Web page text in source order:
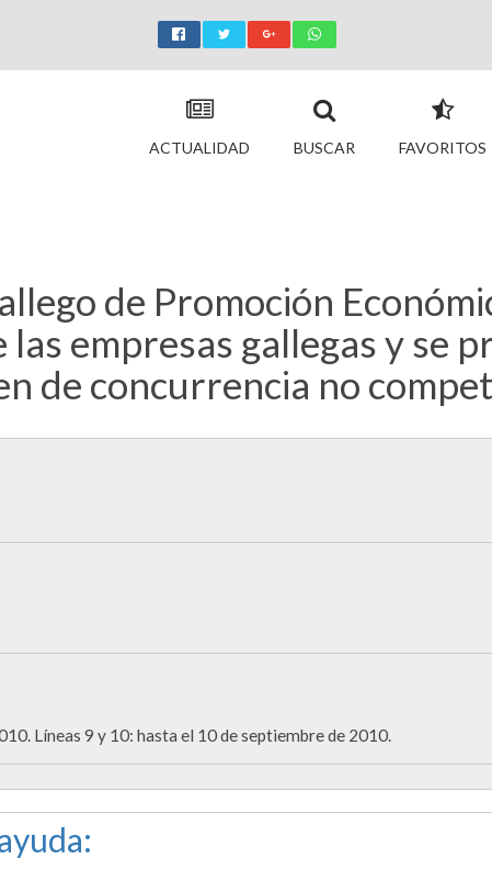
ACTUALIDAD BUSCAR FAVORITOS
de Promoción
empresas gallegas y se
de concurrencia no
Líneas 9 y 10: hasta el 10 de septiembre de 2010.